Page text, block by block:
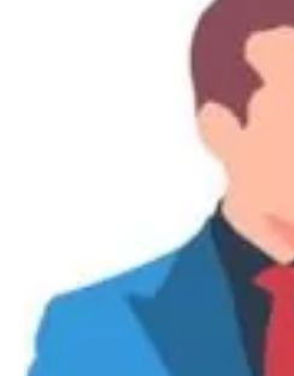
Danimarka Mustafa
42 48 17 28 WhatsApp
Lütfen Danimarka dışı
Danimarka’dan Mustafa 45
98 kiloda, Kumral, ayrılmış
Sigara var. Maddi sıkıntım yok.